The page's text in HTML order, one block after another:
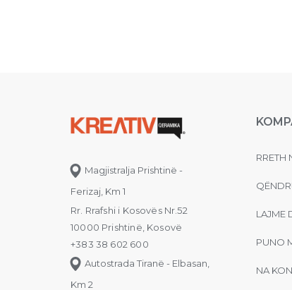
Magjistralja Prishtinë -
Ferizaj, Km 1
Rr. Rrafshi i Kosovës Nr.52
10000 Prishtinë, Kosovë
+383 38 602 600
Autostrada Tiranë - Elbasan,
Km 2
RRETH
LAJME
PUNO
NA